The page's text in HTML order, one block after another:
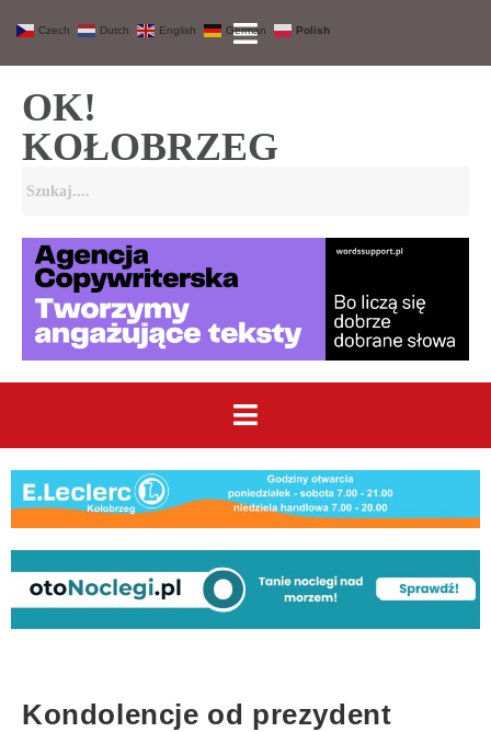
OK!
KOŁOBRZEG
Kondolencje od prezydent
Czech Dutch English German Polish